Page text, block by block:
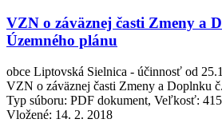
VZN o záväznej časti Zmeny a
Územného plánu
obce Liptovská Sielnica - účinnosť od
VZN o záväznej časti Zmeny a Doplnku
Typ súboru: PDF dokument, Veľkosť:
Vložené: 14. 2. 2018